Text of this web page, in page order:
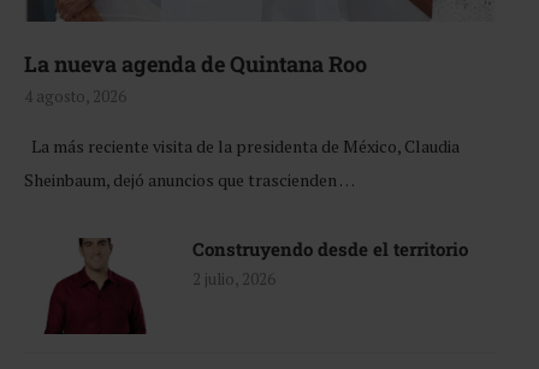
La nueva agenda de Quintana Roo
4 agosto, 2026
La más reciente visita de la presidenta de México, Claudia
Sheinbaum, dejó anuncios que trascienden …
Construyendo desde el territorio
2 julio, 2026